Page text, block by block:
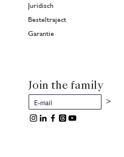
Juridisch
Besteltraject
Garantie
Join the family
>